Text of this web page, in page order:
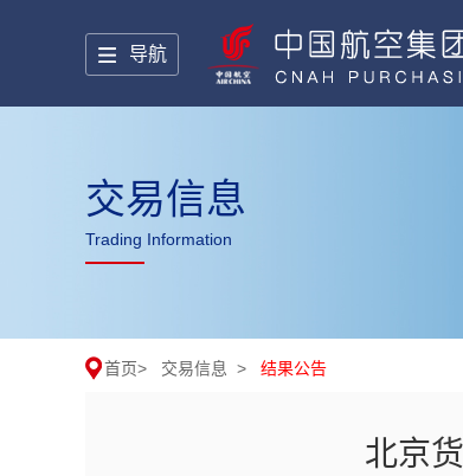
导航
交易信息
Trading Information
首页> 交易信息 > 结果公告
北京